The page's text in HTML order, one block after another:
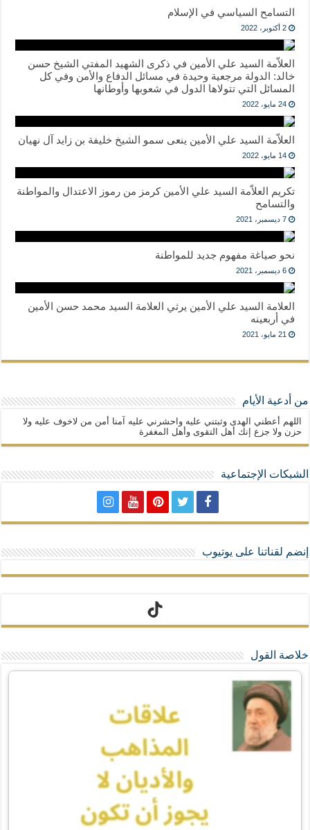
التسامح السياسي في الإسلام
2 أكتوبر، 2022
العلاّمة السيد علي الأمين في ذكرى الشهيد المفتي الشيخ حسن
خالد: الدولة مرجعية وحيدة في مسائل الدفاع والأمن وفي كل
المسائل التي تتولاها الدول في شعوبها وأوطانها
24 مايو، 2022
العلاّمة السيد علي الأمين ينعى سمو الشيخ خليفة بن زايد آل نهيان
14 مايو، 2022
تكريم العلاّمة السيد علي الأمين كرمز من رموز الاعتدال والمواطنة
والتسامح
7 ديسمبر، 2021
نحو صياغة مفهوم جديد للمواطنة
6 ديسمبر، 2021
العلامة السيد علي الأمين يرثي العلامة السيد محمد حسن الأمين
في أربعينه
21 مايو، 2021
من أدعية الأيام
اللهم أعطني الهدى وثبتني عليه واحشرني عليه آمنا أمن من لاخوف عليه ولا
حزن ولا جزع إنك أهل التقوى وأهل المغفرة
الشبكات الإجتماعية
إنضم لقناتنا على يوتيوب
تيك توك
خلاصة القول